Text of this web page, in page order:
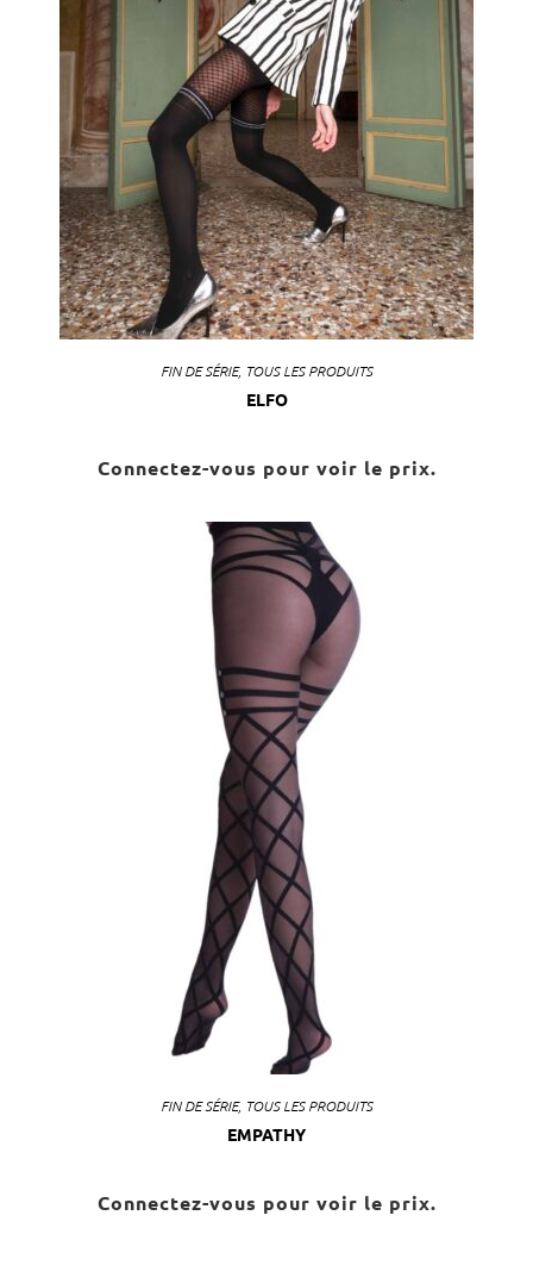
FIN DE SÉRIE, TOUS LES PRODUITS
ELFO
Connectez-vous pour voir le prix.
FIN DE SÉRIE, TOUS LES PRODUITS
EMPATHY
Connectez-vous pour voir le prix.